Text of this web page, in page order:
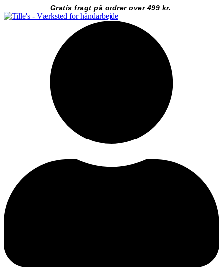
til
Gratis fragt på ordrer over 499 kr.